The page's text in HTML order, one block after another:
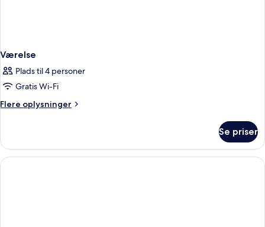
Værelse
Plads til 4 personer
Gratis Wi-Fi
Flere oplysninger
Flere
Se priser